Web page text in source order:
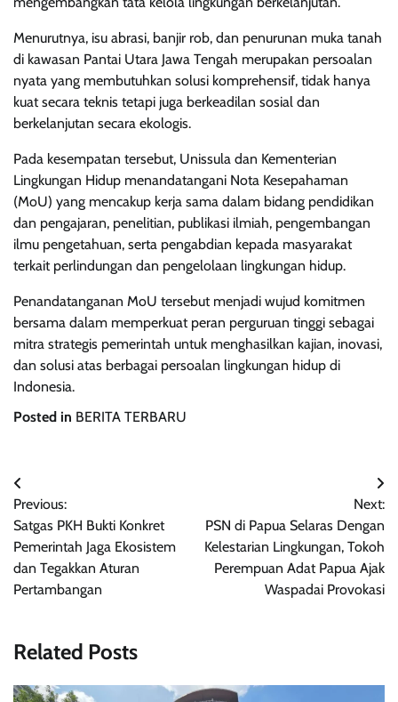
Menurutnya, isu abrasi, banjir rob, dan penurunan muka tanah
di kawasan Pantai Utara Jawa Tengah merupakan persoalan
nyata yang membutuhkan solusi komprehensif, tidak hanya
kuat secara teknis tetapi juga berkeadilan sosial dan
berkelanjutan secara ekologis.
Pada kesempatan tersebut, Unissula dan Kementerian
Lingkungan Hidup menandatangani Nota Kesepahaman
(MoU) yang mencakup kerja sama dalam bidang pendidikan
dan pengajaran, penelitian, publikasi ilmiah, pengembangan
ilmu pengetahuan, serta pengabdian kepada masyarakat
terkait perlindungan dan pengelolaan lingkungan hidup.
Penandatanganan MoU tersebut menjadi wujud komitmen
bersama dalam memperkuat peran perguruan tinggi sebagai
mitra strategis pemerintah untuk menghasilkan kajian, inovasi,
dan solusi atas berbagai persoalan lingkungan hidup di
Indonesia.
Posted in BERITA TERBARU
Navigasi
pos
Previous:
Satgas PKH Bukti Konkret
Pemerintah Jaga Ekosistem
dan Tegakkan Aturan
Pertambangan
Next:
PSN di Papua Selaras Dengan
Kelestarian Lingkungan, Tokoh
Perempuan Adat Papua Ajak
Waspadai Provokasi
Related Posts